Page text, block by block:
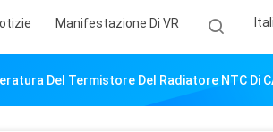
Manifestazione Di VR
Del Termistore Del Radiatore NTC Di